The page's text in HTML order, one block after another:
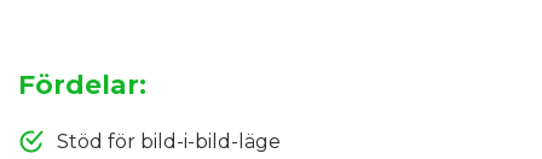
Fördelar:
Stöd för bild-i-bild-läge